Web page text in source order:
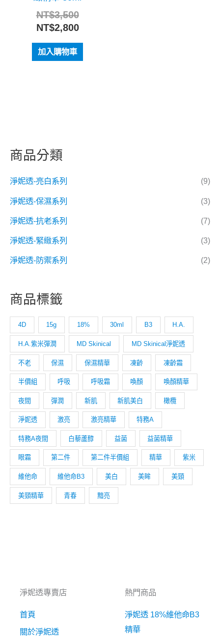
NT$3,500
NT$2,800
加入購物車
商品分類
淨妮透-亮白系列 (9)
淨妮透-保濕系列 (3)
淨妮透-抗老系列 (7)
淨妮透-緊緻系列 (3)
淨妮透-防禦系列 (2)
商品標籤
4D 15g 18% 30ml B3 H.A.
H.A.紫米彈潤 MD Skinical MD Skinical淨妮透
不老 保濕 保濕精華 凍齡 凍齡霜
半價組 呼吸 呼吸霜 喚顏 喚顏精華
夜間 彈潤 新肌 新肌美白 橄欖
淨妮透 激亮 激亮精華 特務A
特務A夜間 白藜蘆醇 益菌 益菌精華
眼霜 第二件 第二件半價組 精華 紫米
維他命 維他命B3 美白 美眸 美頸
美頸精華 青春 黯亮
淨妮透專賣店
首頁
關於淨妮透
熱門商品
淨妮透 18%維他命B3
精華